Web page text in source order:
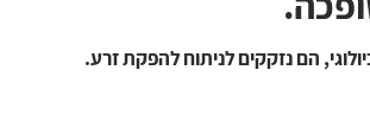
הם נזקקים לניתוח להפקת זרע.